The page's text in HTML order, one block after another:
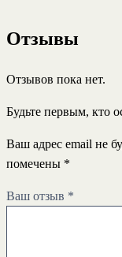
Отзывы
Отзывов пока нет.
Будьте первым, кто
Ваш адрес email не
помечены *
Ваш отзыв *